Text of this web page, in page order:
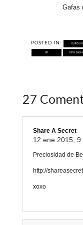
Gafas
POSTED IN:
NB NEW
27
Share A Secret
12 ene 2015,
Preciosidad de
http://
xoxo